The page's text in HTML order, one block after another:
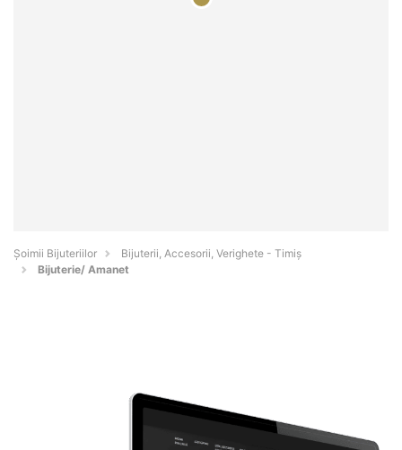
Şoimii Bijuteriilor
Bijuterii, Accesorii, Verighete - Timiş
Bijuterie/ Amanet